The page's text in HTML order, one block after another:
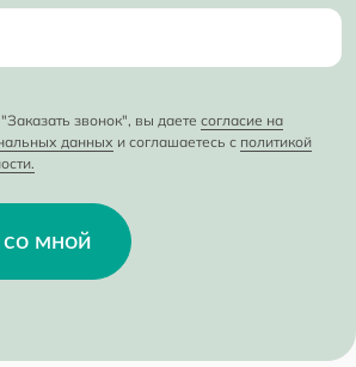
звонок", вы даете согласие на
данных и соглашаетесь с политикой
мной